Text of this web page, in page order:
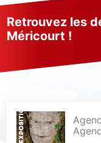
Retrouvez les
Méricourt !